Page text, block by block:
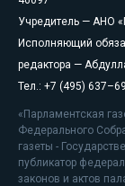
Учредитель — АНО
Исполняющий
редактора —
Тел.: +7 (495)
«Парламентская
Федерального
газеты -
публикатор
законов и актов